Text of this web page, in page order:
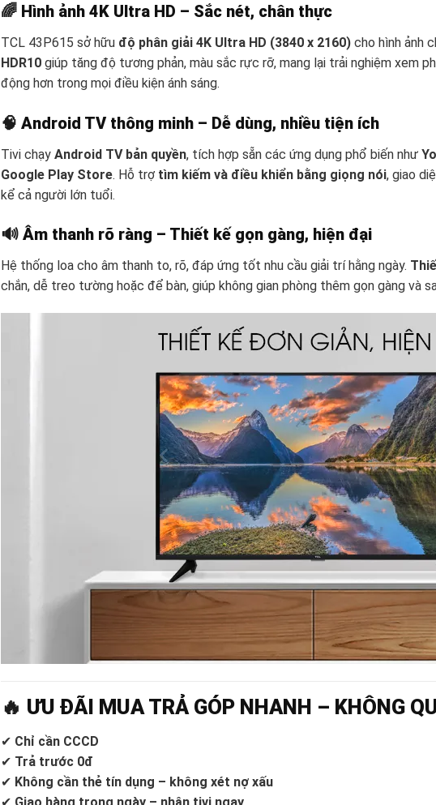
🌈 Hình ảnh 4K Ultra HD – Sắc nét, chân thực
TCL 43P615 sở hữu độ phân giải 4K Ultra HD (3840 x 2160) cho hình ảnh
HDR10 giúp tăng độ tương phản, màu sắc rực rỡ, mang lại trải nghiệm xem
động hơn trong mọi điều kiện ánh sáng.
🧠 Android TV thông minh – Dễ dùng, nhiều tiện ích
Tivi chạy Android TV bản quyền, tích hợp sẵn các ứng dụng phổ biến như
Google Play Store. Hỗ trợ tìm kiếm và điều khiển bằng giọng nói, giao
kể cả người lớn tuổi.
🔊 Âm thanh rõ ràng – Thiết kế gọn gàng, hiện đại
Hệ thống loa cho âm thanh to, rõ, đáp ứng tốt nhu cầu giải trí hằng ngày.
chắn, dễ treo tường hoặc để bàn, giúp không gian phòng thêm gọn gàng và
🔥 ƯU ĐÃI MUA TRẢ GÓP NHANH – KHÔNG
✔ Chỉ cần CCCD
✔ Trả trước 0đ
✔ Không cần thẻ tín dụng – không xét nợ xấu